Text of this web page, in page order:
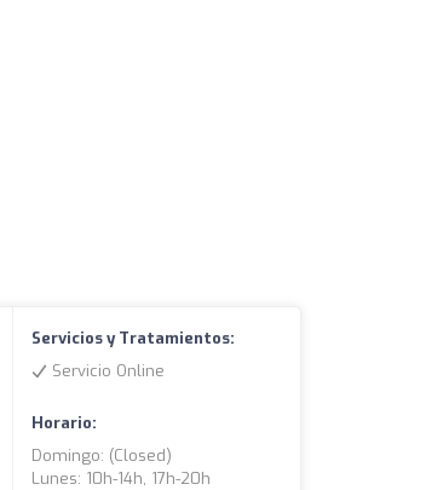
Servicios y Tratamientos:
Servicio Online
Horario:
Domingo: (closed)
Lunes: 10h-14h, 17h-20h